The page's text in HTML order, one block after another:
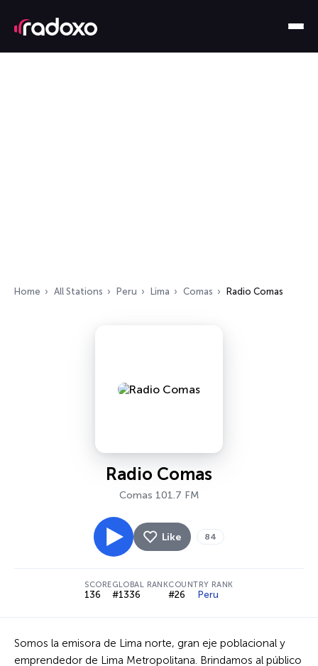
Home All Stations Peru Lima Comas Radio Comas
Radio Comas
Comas 101.7 FM
Like 84
SCORE
136
GLOBAL RANK
#1336
COUNTRY RANK
#26 Peru
Somos la emisora de Lima norte, gran eje poblacional y
emprendedor de Lima Metropolitana. Brindamos al público